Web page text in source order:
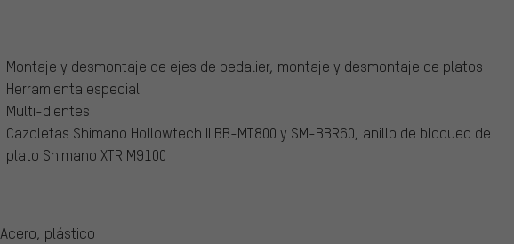
Montaje y desmontaje de ejes de pedalier, montaje y desmontaje de platos
Herramienta especial
Multi-dientes
Cazoletas Shimano Hollowtech II BB-MT800 y SM-BBR60, anillo de bloqueo de
plato Shimano XTR M9100
Acero, plástico